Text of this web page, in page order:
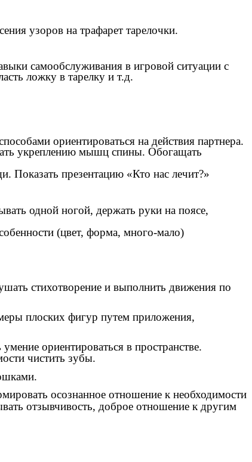
узоров на трафарет тарелочки.
самообслуживания в игровой ситуации с
ложку в тарелку и т.д.
ориентироваться на действия партнера.
укреплению мышц спины. Обогащать
Показать презентацию «Кто нас лечит?»
одной ногой, держать руки на поясе,
(цвет, форма, много-мало)
стихотворение и выполнить движения по
плоских фигур путем приложения,
ориентироваться в пространстве.
чистить зубы.
осознанное отношение к необходимости
отзывчивость, доброе отношение к другим